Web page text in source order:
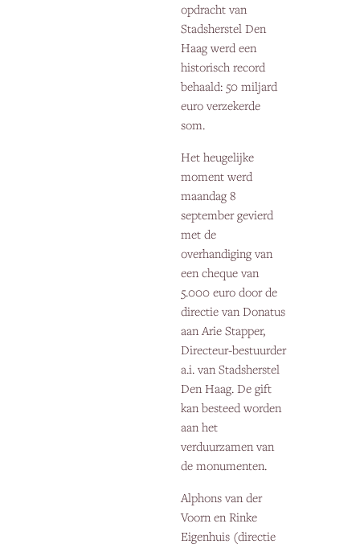
opdracht van
Stadsherstel Den
Haag werd een
historisch record
behaald: 50 miljard
euro verzekerde
som.
Het heugelijke
moment werd
maandag 8
september gevierd
met de
overhandiging van
een cheque van
5.000 euro door de
directie van Donatus
aan Arie Stapper,
Directeur-bestuurder
a.i. van Stadsherstel
Den Haag. De gift
kan besteed worden
aan het
verduurzamen van
de monumenten.
Alphons van der
Voorn en Rinke
Eigenhuis (directie